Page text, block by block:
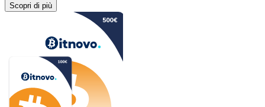
Scopri di più